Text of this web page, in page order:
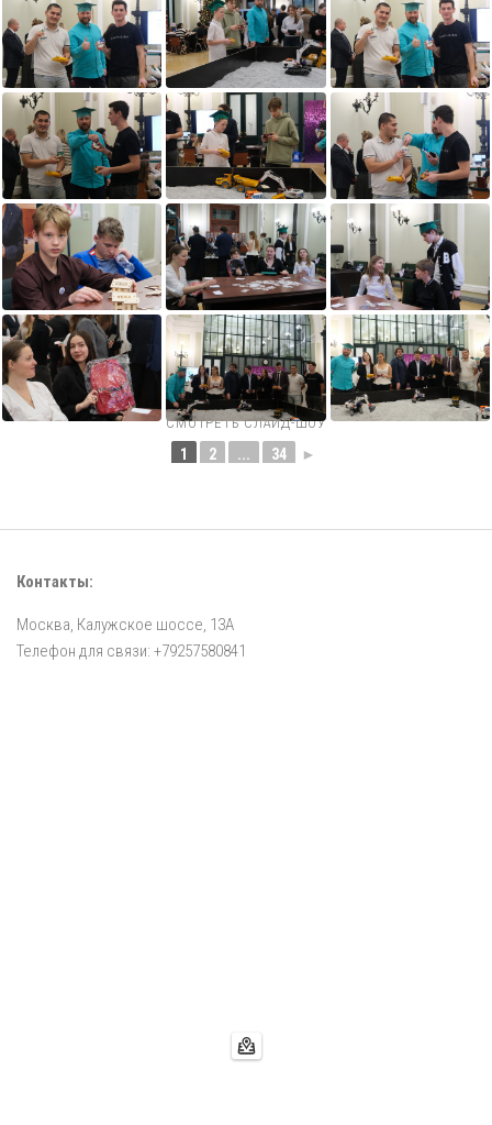
СМОТРЕТЬ СЛАЙД-ШОУ
1 2 ... 34 ►
Контакты:
Москва, Калужское шоссе, 13А
Телефон для связи: +79257580841